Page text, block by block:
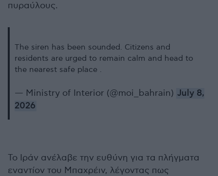
πυραύλους.
The siren has been sounded. Citizens and
residents are urged to remain calm and head to
the nearest safe place .
— Ministry of Interior (@moi_bahrain) July 8,
2026
Το Ιράν ανέλαβε την ευθύνη για τα πλήγματα
εναντίον του Μπαχρέιν, λέγοντας πως